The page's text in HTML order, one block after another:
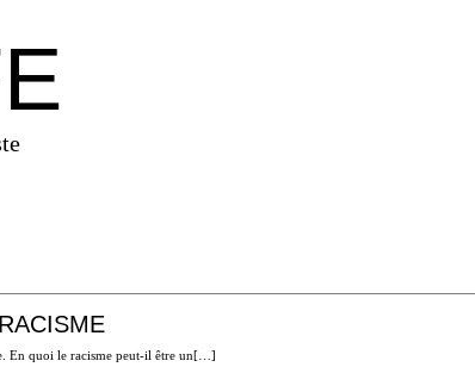
En quoi le racisme peut-il être un[…]